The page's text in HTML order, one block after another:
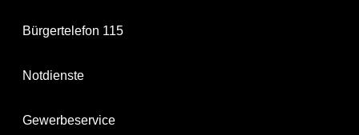
Bürgertelefon 115
Notdienste
Gewerbeservice